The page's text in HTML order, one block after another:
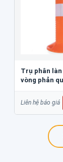
Trụ phân
vòng phản
Liên hệ báo giá